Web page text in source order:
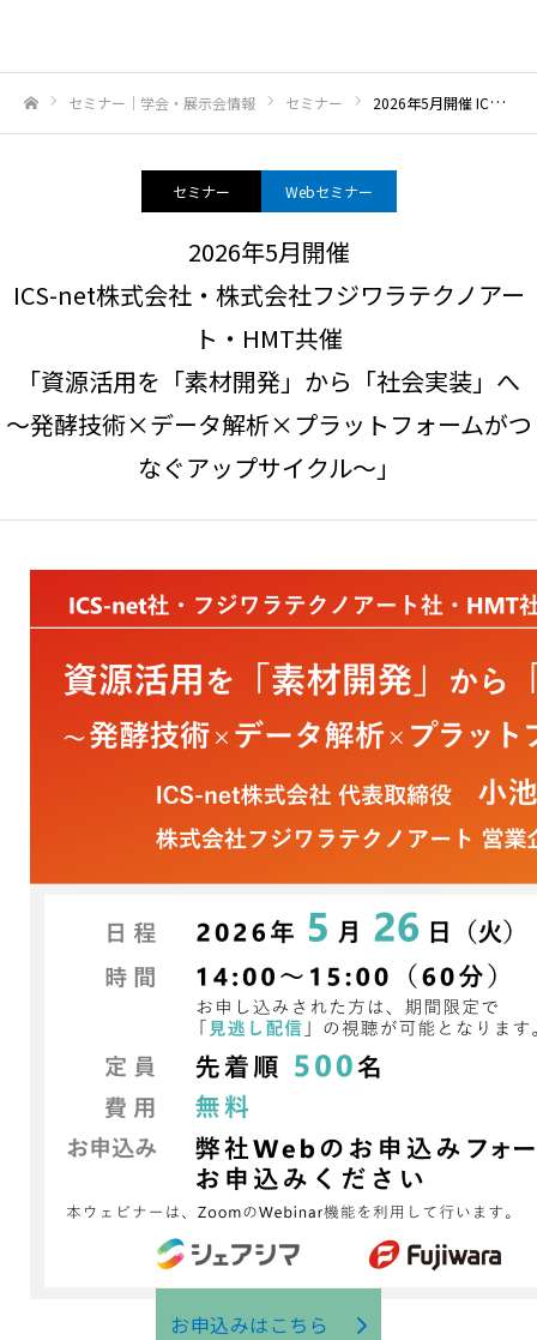
セミナー｜学会・展示会情報 セミナー 2026年5月開催 ICS-net株式会社・株式会社フジワラテクノアート・HMT共催「資源活用を「素材開発」から「社会実装」へ～発酵技術×データ解析×プラットフォームがつなぐアップサイクル～」
セミナー Webセミナー
2026年5月開催
ICS-net株式会社・株式会社フジワラテクノアー
ト・HMT共催
「資源活用を「素材開発」から「社会実装」へ
～発酵技術×データ解析×プラットフォームがつ
なぐアップサイクル～」
お申込みはこちら